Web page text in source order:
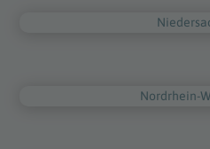
Nordrhein-